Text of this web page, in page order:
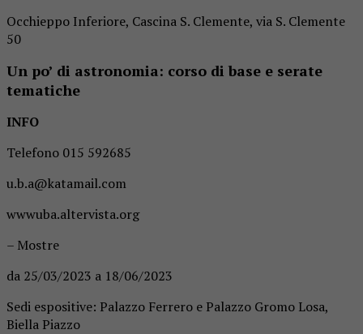
Occhieppo Inferiore, Cascina S. Clemente, via S. Clemente
50
Un po’ di astronomia: corso di base e serate
tematiche
INFO
Telefono 015 592685
u.b.a@katamail.com
wwwuba.altervista.org
– Mostre
da 25/03/2023 a 18/06/2023
Sedi espositive: Palazzo Ferrero e Palazzo Gromo Losa,
Biella Piazzo